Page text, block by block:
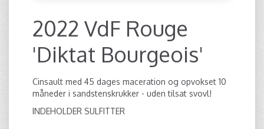
2022 VdF Rouge
'Diktat Bourgeois'
Cinsault med 45 dages maceration og opvokset 10
måneder i sandstenskrukker - uden tilsat svovl!
INDEHOLDER SULFITTER